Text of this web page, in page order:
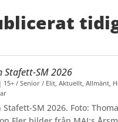
Stafett-SM 2026
| 15+ / Senior / Elit,Aktuellt,Allmänt,
SM 2026. Foto: